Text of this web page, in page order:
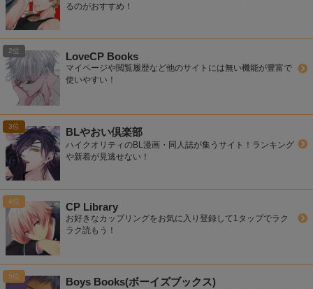
るのがおすすめ！
LoveCP Books
マイページや閲覧履歴など他のサイトには無い機能が豊富で
使いやすい！
BLやおい倶楽部
ハイクオリティのBL漫画・同人誌が集うサイト！ランキング
や新着が見逃せない！
CP Library
お好きなカップリングをお気に入り登録して1タップでラク
ラク読もう！
Boys Books(ボーイズブックス)